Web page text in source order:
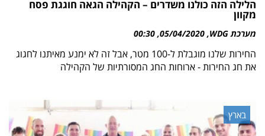
הלילה הזה כולנו משדרים – הקהילה הגאה חוגגת פסח
מקוון
מערכת WDG 05/04/2020
00:30
החירות שלנו מוגבלת ל-100 מטר, אבל זה לא ימנע מאיתנו לחגוג
את חג החירות - ארוחות החג המסורתיות של הקהילה
בארץ